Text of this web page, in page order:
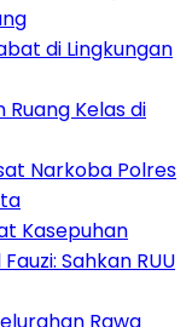
di Lingkungan
Ruang Kelas di
Narkoba Polres
Kasepuhan
Sahkan RUU